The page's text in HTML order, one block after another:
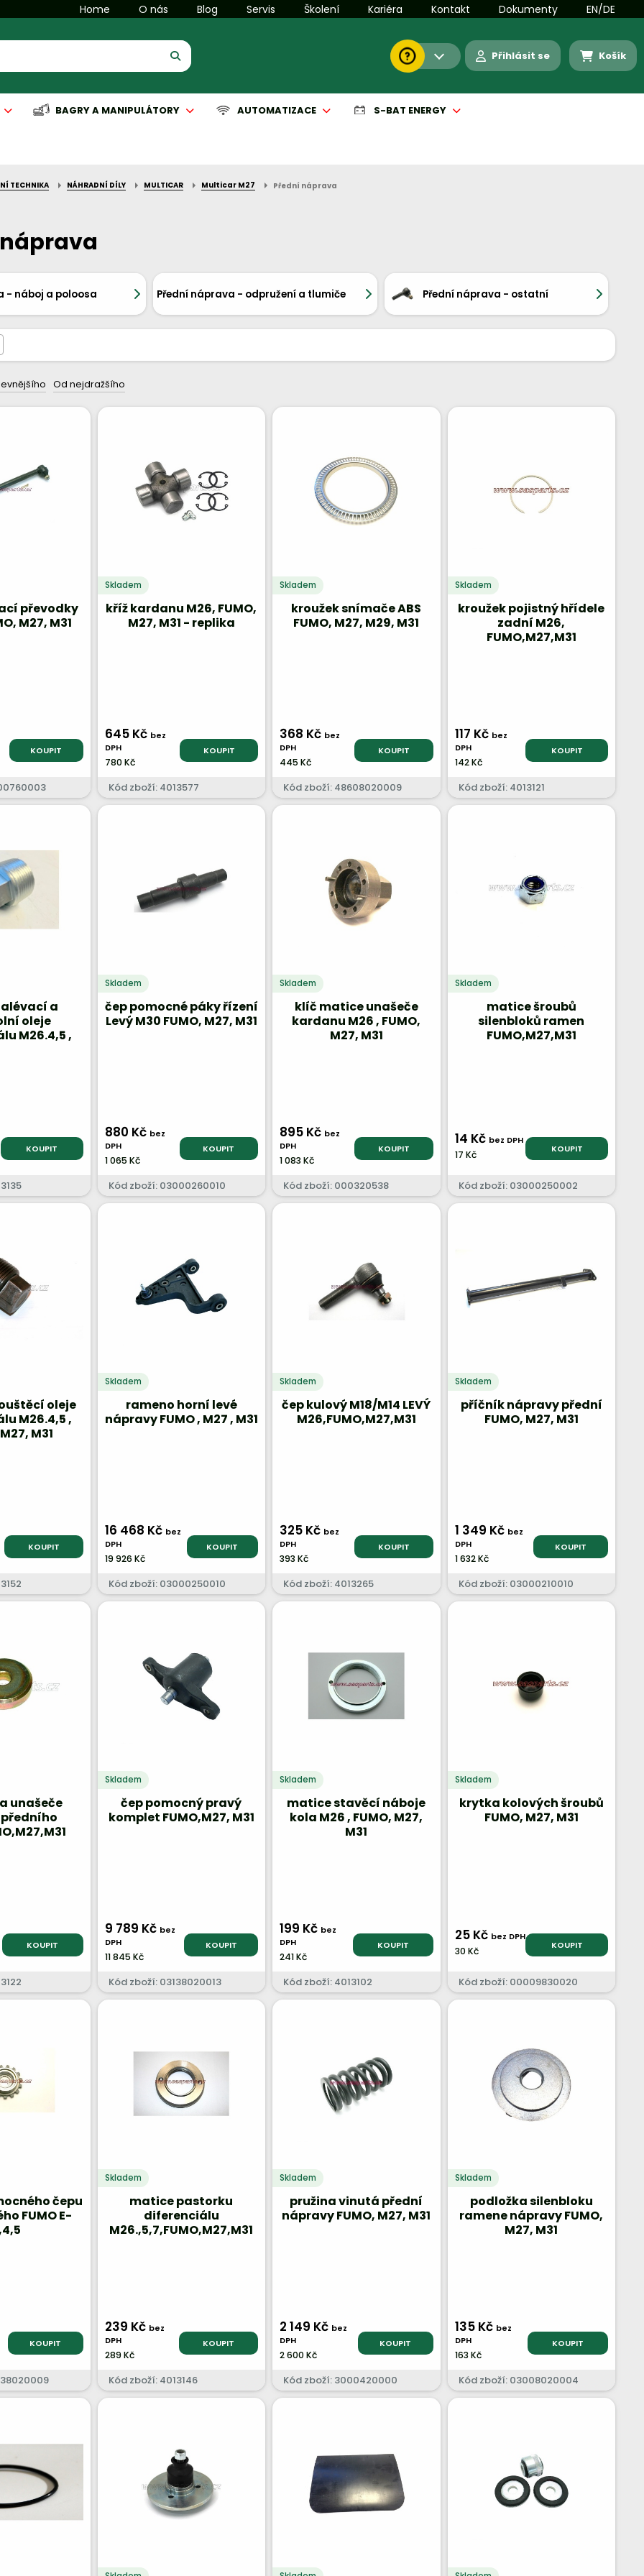
Home O nás Blog Servis Školení Kariéra Kontakt Dokumenty EN/DE
Přihlásit se Košík
BAGRY A MANIPULÁTORY AUTOMATIZACE S-BAT ENERGY
TECHNIKA NÁHRADNÍ DÍLY MULTICAR Multicar M27 Přední náprava
- náboj a poloosa Přední náprava - odpružení a tlumiče Přední náprava - ostatní
Od nejdražšího
převodky
M27, M31
KOUPIT
Skladem
kříž kardanu M26, FUMO,
M27, M31 - replika
645 Kč bez
DPH
780 Kč
KOUPIT
Kód zboží: 4013577
Skladem
kroužek snímače ABS
FUMO, M27, M29, M31
368 Kč bez
DPH
445 Kč
KOUPIT
Kód zboží: 48608020009
Skladem
kroužek pojistný hřídele
zadní M26,
FUMO,M27,M31
117 Kč bez
DPH
142 Kč
KOUPIT
Kód zboží: 4013121
a
oleje
M26.4,5 ,
KOUPIT
Skladem
čep pomocné páky řízení
Levý M30 FUMO, M27, M31
880 Kč bez
DPH
1 065 Kč
KOUPIT
Kód zboží: 03000260010
Skladem
klíč matice unašeče
kardanu M26 , FUMO,
M27, M31
895 Kč bez
DPH
1 083 Kč
KOUPIT
Kód zboží: 000320538
Skladem
matice šroubů
silenbloků ramen
FUMO,M27,M31
14 Kč bez DPH
17 Kč KOUPIT
Kód zboží: 03000250002
oleje
M26.4,5 ,
M31
KOUPIT
Skladem
rameno horní levé
nápravy FUMO , M27 , M31
16 468 Kč bez
DPH
19 926 Kč
KOUPIT
Kód zboží: 03000250010
Skladem
čep kulový M18/M14 LEVÝ
M26,FUMO,M27,M31
325 Kč bez
DPH
393 Kč
KOUPIT
Kód zboží: 4013265
Skladem
příčník nápravy přední
FUMO, M27, M31
1 349 Kč bez
DPH
1 632 Kč
KOUPIT
Kód zboží: 03000210010
unašeče
KOUPIT
Skladem
čep pomocný pravý
komplet FUMO,M27, M31
9 789 Kč bez
DPH
11 845 Kč
KOUPIT
Kód zboží: 03138020013
Skladem
matice stavěcí náboje
kola M26 , FUMO, M27,
M31
199 Kč bez
DPH
241 Kč
KOUPIT
Kód zboží: 4013102
Skladem
krytka kolových šroubů
FUMO, M27, M31
25 Kč bez DPH
30 Kč KOUPIT
Kód zboží: 00009830020
čepu
FUMO E-
KOUPIT
Skladem
matice pastorku
diferenciálu
M26.,5,7,FUMO,M27,M31
239 Kč bez
DPH
289 Kč
KOUPIT
Kód zboží: 4013146
Skladem
pružina vinutá přední
nápravy FUMO, M27, M31
2 149 Kč bez
DPH
2 600 Kč
KOUPIT
Kód zboží: 3000420000
Skladem
podložka silenbloku
ramene nápravy FUMO,
M27, M31
135 Kč bez
DPH
163 Kč
KOUPIT
Kód zboží: 03008020004